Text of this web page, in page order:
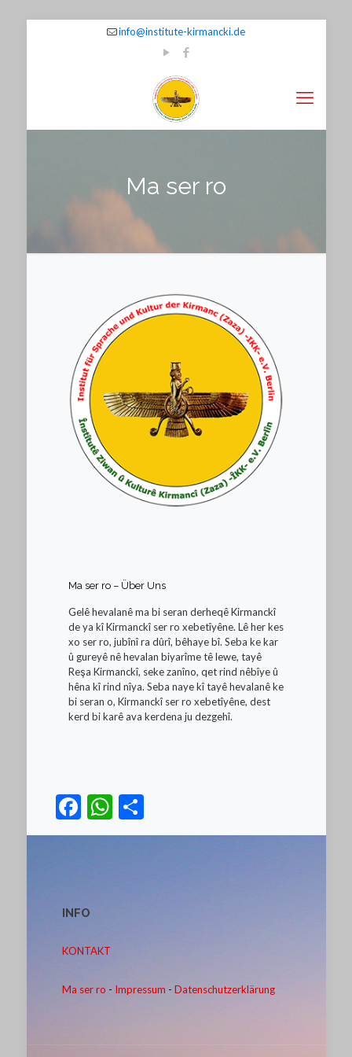
info@institute-kirmancki.de
Ma ser ro
Ma ser ro – Über Uns
Gelê hevalanê ma bi seran derheqê Kirmanckî
de ya kî Kirmanckî ser ro xebetîyêne. Lê her kes
xo ser ro, jubînî ra dûrî, bêhaye bî. Seba ke kar
û gureyê nê hevalan biyarîme tê lewe, tayê
Reşa Kirmanckî, seke zanîno, qet rind nêbîye û
hêna kî rind nîya. Seba naye kî tayê hevalanê ke
bi seran o, Kirmanckî ser ro xebetîyêne, dest
kerd bi karê ava kerdena ju dezgehî.
Facebook
WhatsApp
Teilen
INFO
KONTAKT
Ma ser ro - Impressum - Datenschutzerklärung